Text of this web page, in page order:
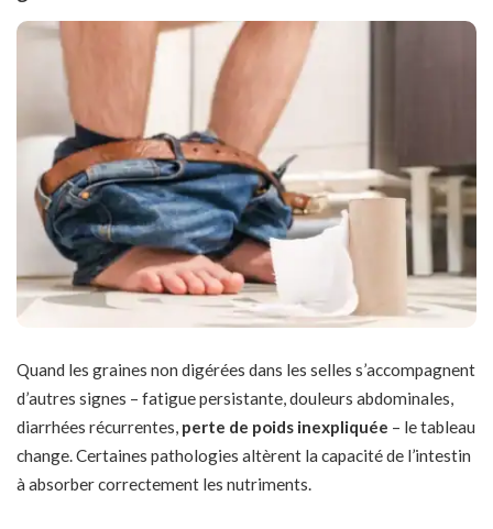
Quand les graines non digérées dans les selles s’accompagnent
d’autres signes – fatigue persistante, douleurs abdominales,
diarrhées récurrentes, perte de poids inexpliquée – le tableau
change. Certaines pathologies altèrent la capacité de l’intestin
à absorber correctement les nutriments.